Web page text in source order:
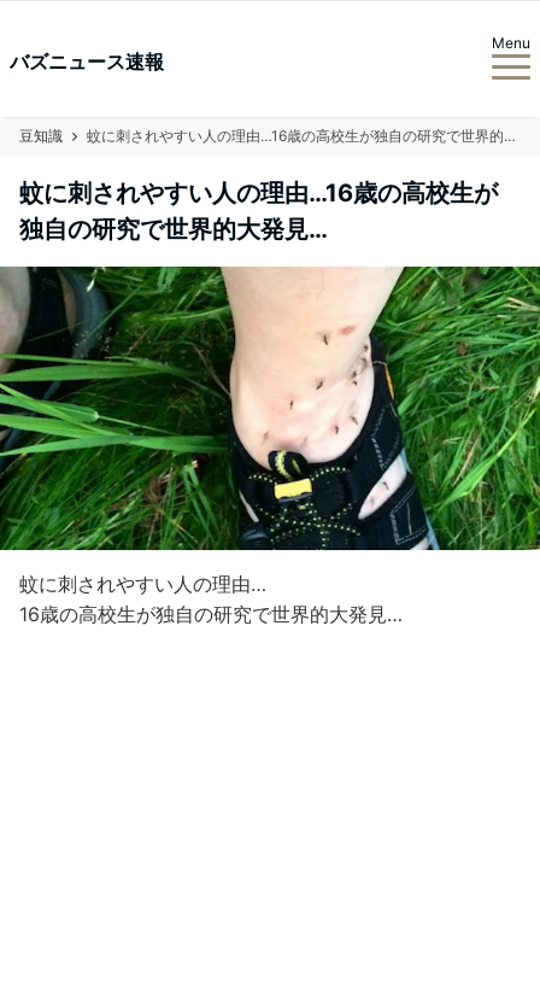
バズニュース速報
Menu
豆知識 蚊に刺されやすい人の理由…16歳の高校生が独自の研究で世界的大発見…
蚊に刺されやすい人の理由…16歳の高校生が
独自の研究で世界的大発見…
蚊に刺されやすい人の理由…
16歳の高校生が独自の研究で世界的大発見…